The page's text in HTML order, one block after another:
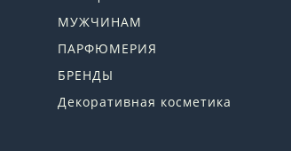
МУЖЧИНАМ
ПАРФЮМЕРИЯ
БРЕНДЫ
Декоративная косметика